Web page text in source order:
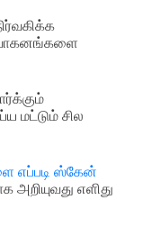
மட்டும் சில
எப்படி ஸ்கேன்
எளிது